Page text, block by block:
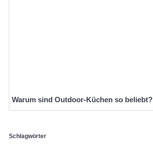
Warum sind Outdoor-Küchen so beliebt?
Schlagwörter